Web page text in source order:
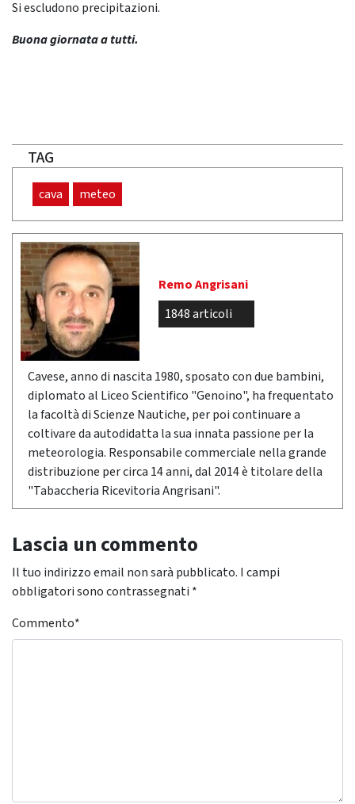
Si escludono precipitazioni.
Buona giornata a tutti.
TAG
cava meteo
Remo Angrisani
1848 articoli
Cavese, anno di nascita 1980, sposato con due bambini,
diplomato al Liceo Scientifico "Genoino", ha frequentato
la facoltà di Scienze Nautiche, per poi continuare a
coltivare da autodidatta la sua innata passione per la
meteorologia. Responsabile commerciale nella grande
distribuzione per circa 14 anni, dal 2014 è titolare della
"Tabaccheria Ricevitoria Angrisani".
Lascia un commento
Il tuo indirizzo email non sarà pubblicato. I campi
obbligatori sono contrassegnati *
Commento*